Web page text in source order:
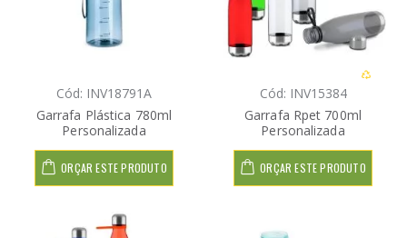
Cód: INV18791A
Garrafa Plástica 780ml
Personalizada
ORÇAR ESTE PRODUTO
Cód: INV15384
Garrafa Rpet 700ml
Personalizada
ORÇAR ESTE PRODUTO